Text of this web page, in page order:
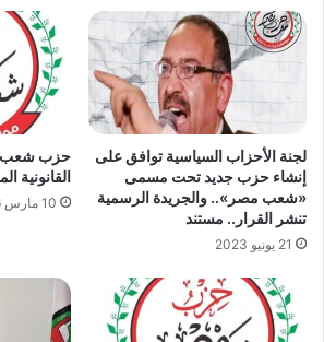
لجنة الأحزاب السياسية توافق على
إنشاء حزب جديد تحت مسمى
«شعب مصر».. والجريدة الرسمية
تنشر القرار.. مستند
21 يونيو 2023
حزب شعب
القانونية
10 مارس 2026